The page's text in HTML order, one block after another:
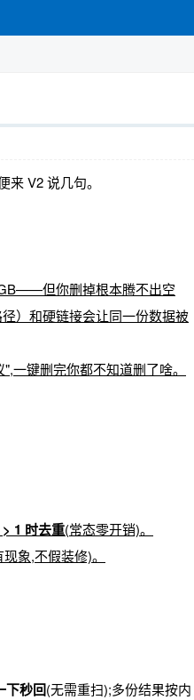
V2 说几句。
但你删掉根本腾不出空
）和硬链接会让同一份数据被
一键删完你都不知道删了啥。
1 时去重(常态零开销)。
象,不假装修)。
下秒回(无需重扫);多份结果按内